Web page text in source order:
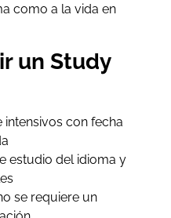
como a la vida en
un Study
con fecha
estudio del idioma y
se requiere un